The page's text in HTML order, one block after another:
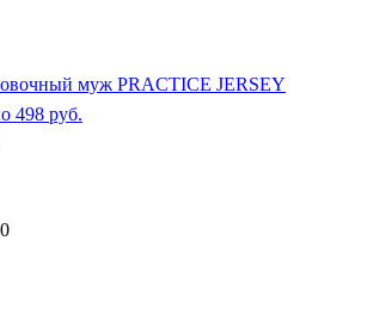
муж PRACTICE JERSEY
498 руб.